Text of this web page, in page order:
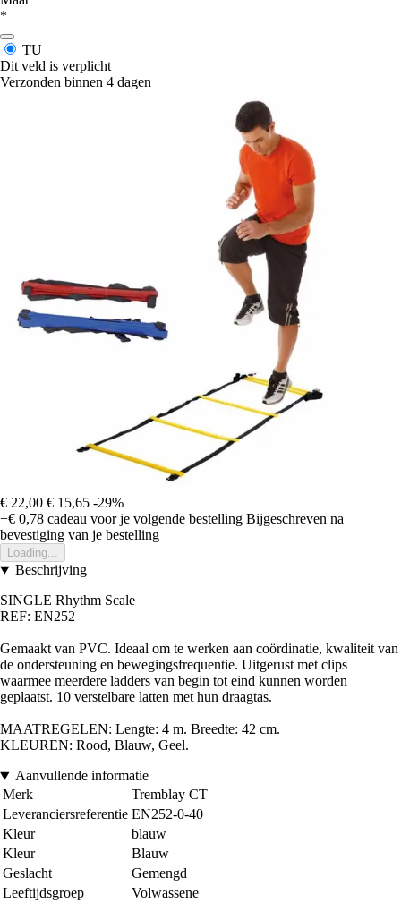
*
TU
Dit veld is verplicht
Verzonden binnen 4 dagen
€ 22,00 € 15,65 -29%
+€ 0,78 cadeau voor je volgende bestelling Bijgeschreven na
bevestiging van je bestelling
Loading...
Beschrijving
SINGLE Rhythm Scale
REF: EN252
Gemaakt van PVC. Ideaal om te werken aan coördinatie, kwaliteit van
de ondersteuning en bewegingsfrequentie. Uitgerust met clips
waarmee meerdere ladders van begin tot eind kunnen worden
geplaatst. 10 verstelbare latten met hun draagtas.
MAATREGELEN: Lengte: 4 m. Breedte: 42 cm.
KLEUREN: Rood, Blauw, Geel.
Aanvullende informatie
Merk
Tremblay CT
Leveranciersreferentie EN252-0-40
Kleur
blauw
Kleur
Blauw
Geslacht
Gemengd
Leeftijdsgroep
Volwassene